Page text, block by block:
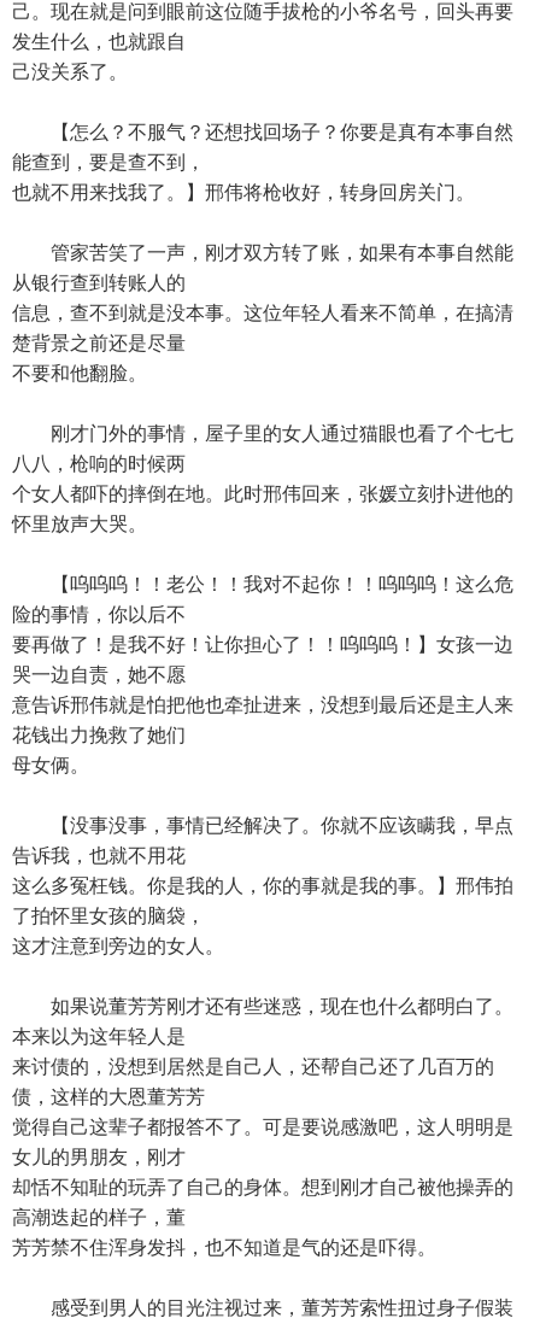
己。现在就是问到眼前这位随手拔枪的小爷名号，回头再要
发生什么，也就跟自
己没关系了。
【怎么？不服气？还想找回场子？你要是真有本事自然
能查到，要是查不到，
也就不用来找我了。】邢伟将枪收好，转身回房关门。
管家苦笑了一声，刚才双方转了账，如果有本事自然能
从银行查到转账人的
信息，查不到就是没本事。这位年轻人看来不简单，在搞清
楚背景之前还是尽量
不要和他翻脸。
刚才门外的事情，屋子里的女人通过猫眼也看了个七七
八八，枪响的时候两
个女人都吓的摔倒在地。此时邢伟回来，张媛立刻扑进他的
怀里放声大哭。
【呜呜呜！！老公！！我对不起你！！呜呜呜！这么危
险的事情，你以后不
要再做了！是我不好！让你担心了！！呜呜呜！】女孩一边
哭一边自责，她不愿
意告诉邢伟就是怕把他也牵扯进来，没想到最后还是主人来
花钱出力挽救了她们
母女俩。
【没事没事，事情已经解决了。你就不应该瞒我，早点
告诉我，也就不用花
这么多冤枉钱。你是我的人，你的事就是我的事。】邢伟拍
了拍怀里女孩的脑袋，
这才注意到旁边的女人。
如果说董芳芳刚才还有些迷惑，现在也什么都明白了。
本来以为这年轻人是
来讨债的，没想到居然是自己人，还帮自己还了几百万的
债，这样的大恩董芳芳
觉得自己这辈子都报答不了。可是要说感激吧，这人明明是
女儿的男朋友，刚才
却恬不知耻的玩弄了自己的身体。想到刚才自己被他操弄的
高潮迭起的样子，董
芳芳禁不住浑身发抖，也不知道是气的还是吓得。
感受到男人的目光注视过来，董芳芳索性扭过身子假装